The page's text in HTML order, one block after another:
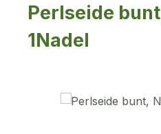
Perlseide
1Nadel
Bildergalerie